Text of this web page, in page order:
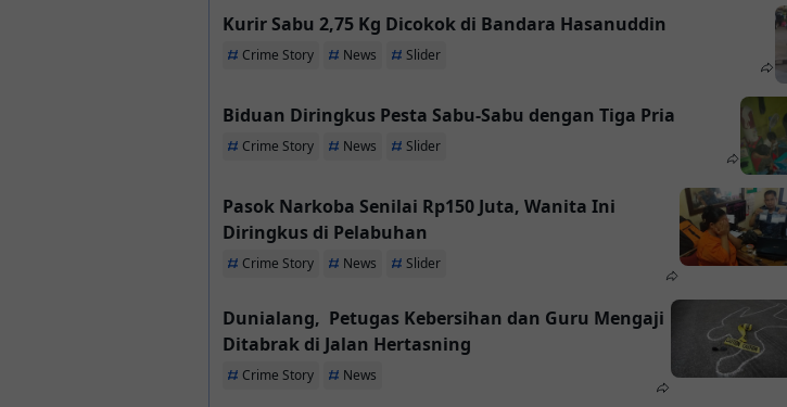
Kurir Sabu 2,75 Kg Dicokok di Bandara Hasanuddin
Crime Story News Slider
Biduan Diringkus Pesta Sabu-Sabu dengan Tiga Pria
Crime Story News Slider
Pasok Narkoba Senilai Rp150 Juta, Wanita Ini
Diringkus di Pelabuhan
Crime Story News Slider
Dunialang, Petugas Kebersihan dan Guru Mengaji
Ditabrak di Jalan Hertasning
Crime Story News